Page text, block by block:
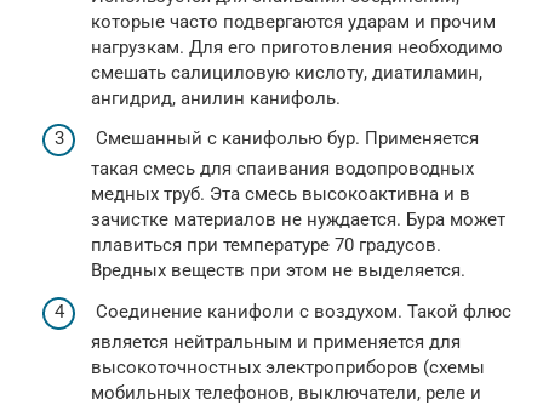
которые часто подвергаются ударам и прочим
нагрузкам. Для его приготовления необходимо
смешать салициловую кислоту, диатиламин,
ангидрид, анилин канифоль.
Смешанный с канифолью бур. Применяется
такая смесь для спаивания водопроводных
медных труб. Эта смесь высокоактивна и в
зачистке материалов не нуждается. Бура может
плавиться при температуре 70 градусов.
Вредных веществ при этом не выделяется.
Соединение канифоли с воздухом. Такой флюс
является нейтральным и применяется для
высокоточностных электроприборов (схемы
мобильных телефонов, выключатели, реле и